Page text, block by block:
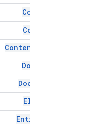
Comment
Content
Content
Doc
Document
Element
Entity